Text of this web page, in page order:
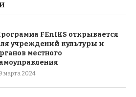
FEnIKS открывается
учреждений культуры и
местного
марта 2024